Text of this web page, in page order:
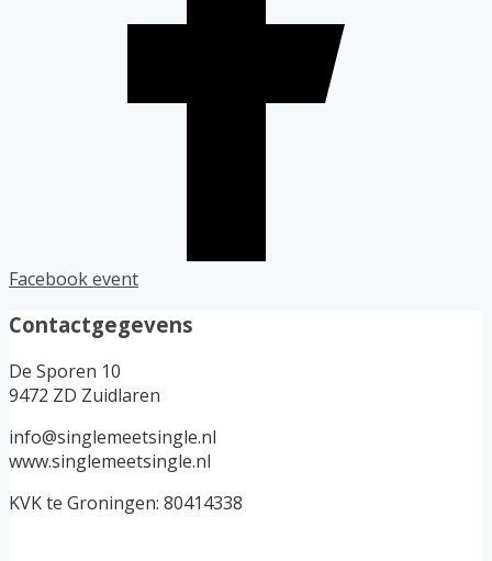
Facebook event
Contactgegevens
De Sporen 10
9472 ZD Zuidlaren
info@singlemeetsingle.nl
www.singlemeetsingle.nl
KVK te Groningen: 80414338